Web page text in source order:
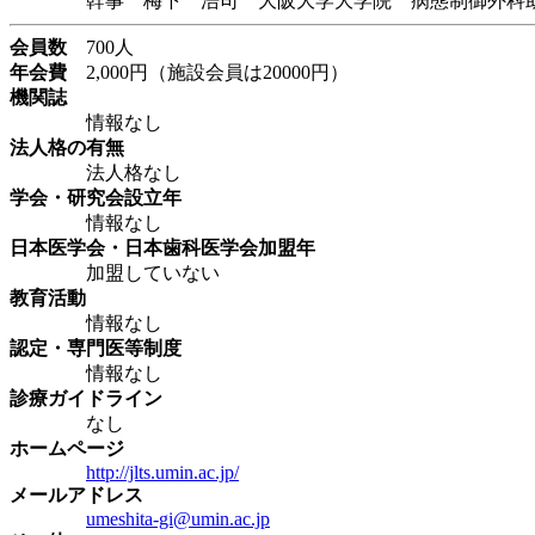
会員数 700人
年会費 2,000円（施設会員は20000円）
機関誌
情報なし
法人格の有無
法人格なし
学会・研究会設立年
情報なし
日本医学会・日本歯科医学会加盟年
加盟していない
教育活動
情報なし
認定・専門医等制度
情報なし
診療ガイドライン
なし
ホームページ
http://jlts.umin.ac.jp/
メールアドレス
umeshita-gi@umin.ac.jp